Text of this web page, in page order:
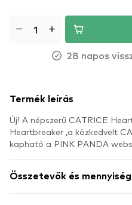
28 napos
Termék leírás
Új! A népszerű CATRICE
Heartbreaker ,a közkedvelt
kapható a PINK PANDA
Összetevők és mennyiség